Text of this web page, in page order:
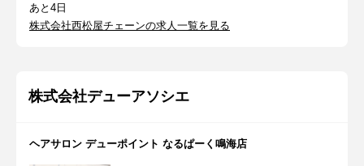
あと4日
株式会社西松屋チェーンの求人一覧を見る
株式会社デューアソシエ
ヘアサロン デューポイント なるぱーく鳴海店